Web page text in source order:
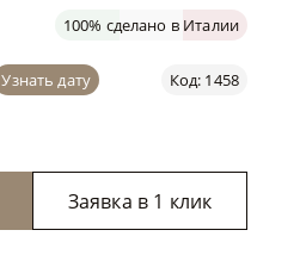
100% сделано в Италии
Код: 1458
Узнать дату
Заявка в 1 клик